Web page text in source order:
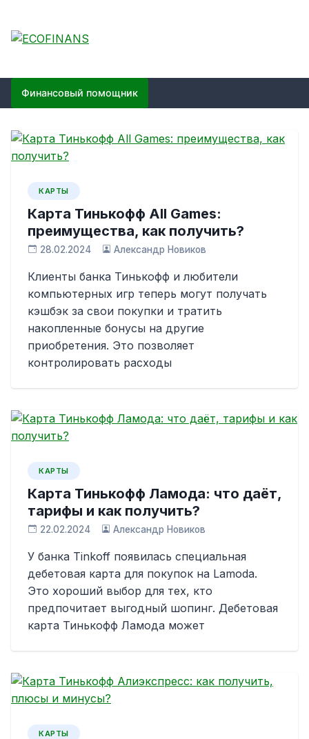
content
ECOFINANS
Финансовый помощник
КАРТЫ
Карта Тинькофф All Games:
преимущества, как получить?
28.02.2024 Александр Новиков
Клиенты банка Тинькофф и любители
компьютерных игр теперь могут получать
кэшбэк за свои покупки и тратить
накопленные бонусы на другие
приобретения. Это позволяет
контролировать расходы
КАРТЫ
Карта Тинькофф Ламода: что даёт,
тарифы и как получить?
22.02.2024 Александр Новиков
У банка Tinkoff появилась специальная
дебетовая карта для покупок на Lamoda.
Это хороший выбор для тех, кто
предпочитает выгодный шопинг. Дебетовая
карта Тинькофф Ламода может
КАРТЫ